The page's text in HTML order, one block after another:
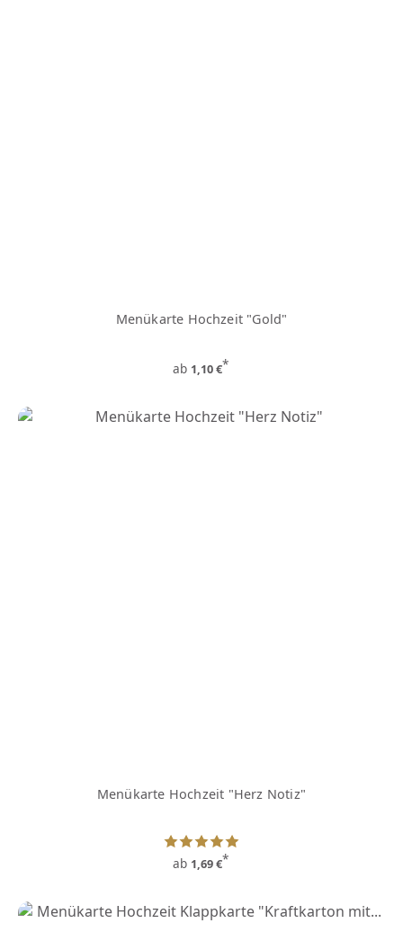
Menükarte Hochzeit "Gold"
ab 1,10 €*
Menükarte Hochzeit "Herz Notiz"
ab 1,69 €*